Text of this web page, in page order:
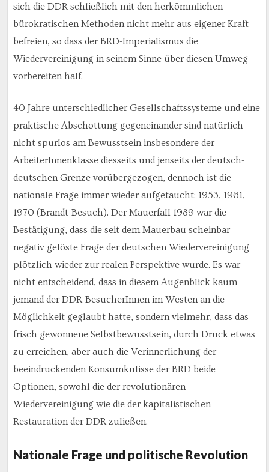
sich die DDR schließlich mit den herkömmlichen
bürokratischen Methoden nicht mehr aus eigener Kraft
befreien, so dass der BRD-Imperialismus die
Wiedervereinigung in seinem Sinne über diesen Umweg
vorbereiten half.
40 Jahre unterschiedlicher Gesellschaftssysteme und eine
praktische Abschottung gegeneinander sind natürlich
nicht spurlos am Bewusstsein insbesondere der
ArbeiterInnenklasse diesseits und jenseits der deutsch-
deutschen Grenze vorübergezogen, dennoch ist die
nationale Frage immer wieder aufgetaucht: 1953, 1961,
1970 (Brandt-Besuch). Der Mauerfall 1989 war die
Bestätigung, dass die seit dem Mauerbau scheinbar
negativ gelöste Frage der deutschen Wiedervereinigung
plötzlich wieder zur realen Perspektive wurde. Es war
nicht entscheidend, dass in diesem Augenblick kaum
jemand der DDR-BesucherInnen im Westen an die
Möglichkeit geglaubt hatte, sondern vielmehr, dass das
frisch gewonnene Selbstbewusstsein, durch Druck etwas
zu erreichen, aber auch die Verinnerlichung der
beeindruckenden Konsumkulisse der BRD beide
Optionen, sowohl die der revolutionären
Wiedervereinigung wie die der kapitalistischen
Restauration der DDR zuließen.
Nationale Frage und politische Revolution